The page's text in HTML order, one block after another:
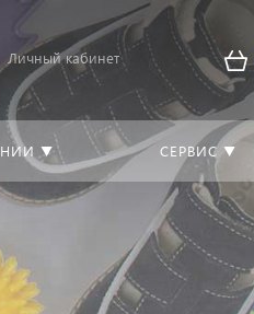
Личный кабинет
▼ СЕРВИС ▼